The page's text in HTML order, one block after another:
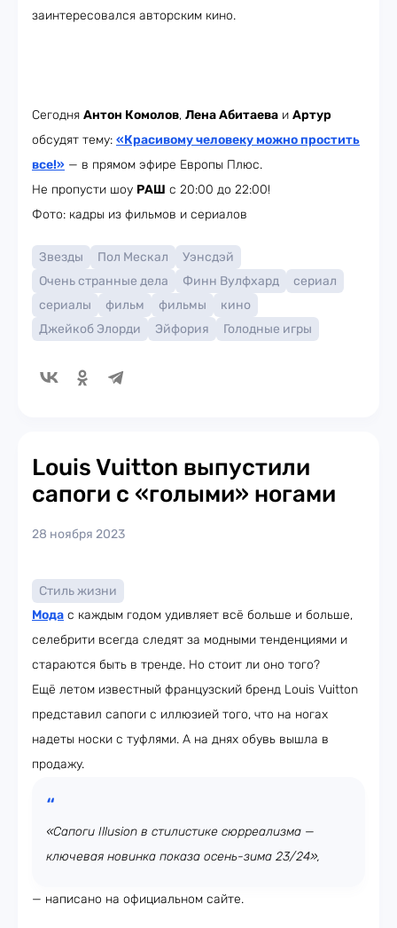
заинтересовался авторским кино.
Сегодня Антон Комолов, Лена Абитаева и Артур
обсудят тему: «Красивому человеку можно простить
все!» — в прямом эфире Европы Плюс.
Не пропусти шоу РАШ с 20:00 до 22:00!
Фото: кадры из фильмов и сериалов
Звезды Пол Мескал
Уэнсдэй
Очень странные дела
Финн Вулфхард
сериал
сериалы
фильм фильмы
кино
Джейкоб Элорди
Эйфория Голодные игры
Louis Vuitton выпустили
сапоги с «голыми» ногами
28 ноября 2023
Стиль жизни
Мода с каждым годом удивляет всё больше и больше,
селебрити всегда следят за модными тенденциями и
стараются быть в тренде. Но стоит ли оно того?
Ещё летом известный французский бренд Louis Vuitton
представил сапоги с иллюзией того, что на ногах
надеты носки с туфлями. А на днях обувь вышла в
продажу.
«Сапоги Illusion в стилистике сюрреализма —
ключевая новинка показа осень-зима 23/24»,
— написано на официальном сайте.